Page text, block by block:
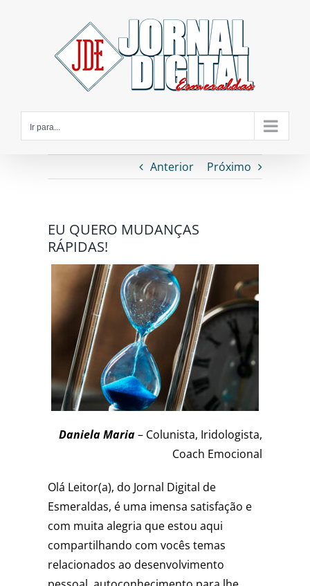
Ir para...
Anterior Próximo
EU QUERO MUDANÇAS
RÁPIDAS!
Daniela Maria– Colunista, Iridologista,
Coach Emocional
Olá Leitor(a), do Jornal Digital de
Esmeraldas, é uma imensa satisfação e
com muita alegria que estou aqui
compartilhando com vocês temas
relacionados ao desenvolvimento